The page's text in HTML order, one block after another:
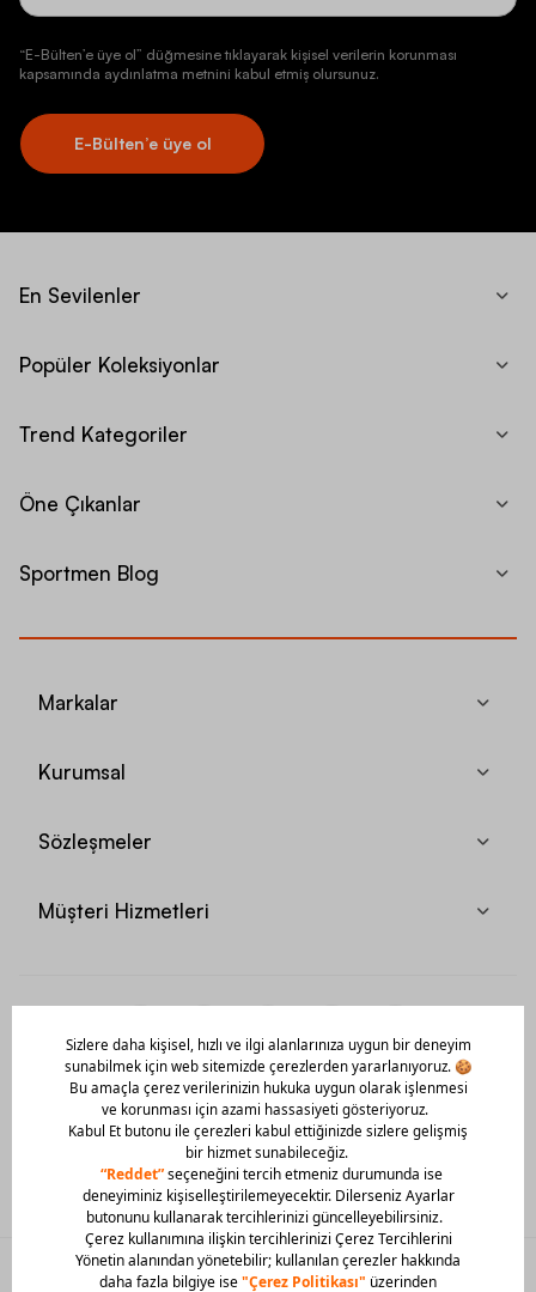
“E-Bülten’e üye ol” düğmesine tıklayarak kişisel verilerin korunması
kapsamında aydınlatma metnini kabul etmiş olursunuz.
E-Bülten’e üye ol
En Sevilenler
Popüler Koleksiyonlar
Trend Kategoriler
Öne Çıkanlar
Sportmen Blog
Markalar
Kurumsal
Sözleşmeler
Müşteri Hizmetleri
Mobil Uygulamamızı Hemen İndir!